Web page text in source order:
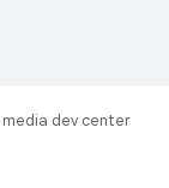
media dev center